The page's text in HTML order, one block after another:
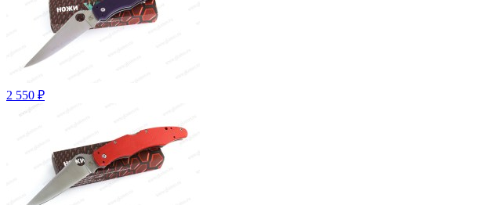
2 550 ₽